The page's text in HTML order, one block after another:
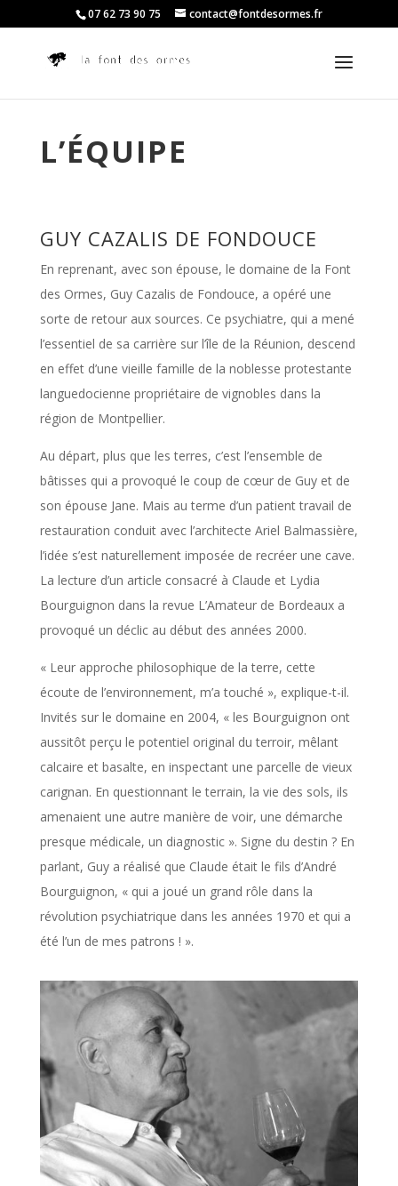
07 62 73 90 75 contact@fontdesormes.fr
L’ÉQUIPE
GUY CAZALIS DE FONDOUCE
En reprenant, avec son épouse, le domaine de la Font
des Ormes, Guy Cazalis de Fondouce, a opéré une
sorte de retour aux sources. Ce psychiatre, qui a mené
l’essentiel de sa carrière sur l’île de la Réunion, descend
en effet d’une vieille famille de la noblesse protestante
languedocienne propriétaire de vignobles dans la
région de Montpellier.
Au départ, plus que les terres, c’est l’ensemble de
bâtisses qui a provoqué le coup de cœur de Guy et de
son épouse Jane. Mais au terme d’un patient travail de
restauration conduit avec l’architecte Ariel Balmassière,
l’idée s’est naturellement imposée de recréer une cave.
La lecture d’un article consacré à Claude et Lydia
Bourguignon dans la revue L’Amateur de Bordeaux a
provoqué un déclic au début des années 2000.
« Leur approche philosophique de la terre, cette
écoute de l’environnement, m’a touché », explique-t-il.
Invités sur le domaine en 2004, « les Bourguignon ont
aussitôt perçu le potentiel original du terroir, mêlant
calcaire et basalte, en inspectant une parcelle de vieux
carignan. En questionnant le terrain, la vie des sols, ils
amenaient une autre manière de voir, une démarche
presque médicale, un diagnostic ». Signe du destin ? En
parlant, Guy a réalisé que Claude était le fils d’André
Bourguignon, « qui a joué un grand rôle dans la
révolution psychiatrique dans les années 1970 et qui a
été l’un de mes patrons ! ».